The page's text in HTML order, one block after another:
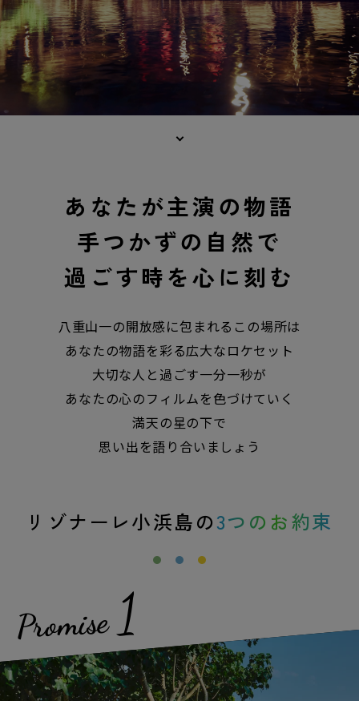
あなたが主演の物語
手つかずの自然で
過ごす時を心に刻む
八重山一の開放感に包まれるこの場所は
あなたの物語を彩る広大なロケセット
大切な人と過ごす一分一秒が
あなたの心のフィルムを色づけていく
満天の星の下で
思い出を語り合いましょう
リゾナーレ小浜島の3つのお約束
Promise 1